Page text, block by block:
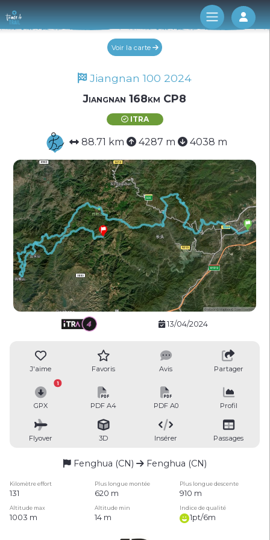
Log
Voir la carte
Jiangnan 100 2024
Jiangnan 168km CP8
ITRA
88.71 km 4287 m 4038 m
13/04/2024
J'aime Favoris Avis Partager
GPX
1
PDF A4 PDF A0 Profil
Flyover 3D Insérer Passages
Fenghua (CN) Fenghua (CN)
Kilomètre effort Plus longue montée Plus longue descente
131 620 m 910 m
Altitude max Altitude min Indice de qualité
1003 m 14 m 1pt/6m